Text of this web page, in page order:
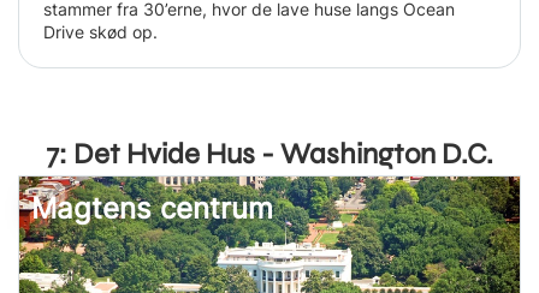
stammer fra 30’erne, hvor de lave huse langs Ocean
Drive skød op.
7: Det Hvide Hus - Washington D.C.
Magtens centrum